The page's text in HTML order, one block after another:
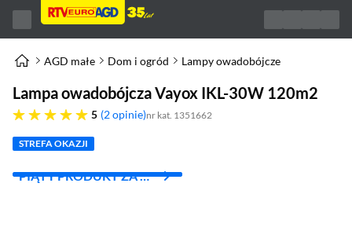
AGD małe Dom i ogród Lampy owadobójcze
Lampa owadobójcza Vayox IKL-30W 120m2
5
pięć gwiazdek 2 opinie nr kat. 1351662
STREFA OKAZJI
PIĄTY PRODUKT ZA 1